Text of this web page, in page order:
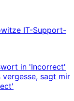
IT-Support-
in 'Incorrect'
vergesse, sagt mir